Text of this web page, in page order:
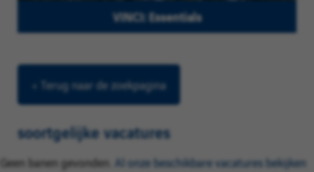
VINCI: Essentials
< Terug naar de zoekpagina
soortgelijke vacatures
Geen banen gevonden. Al onze beschikbare vacatures bekijken